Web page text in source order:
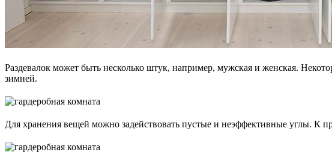
Раздевалок может быть несколько штук, например, мужская и женская.
зимней.
Для хранения вещей можно задействовать пустые и неэффективные углы. К